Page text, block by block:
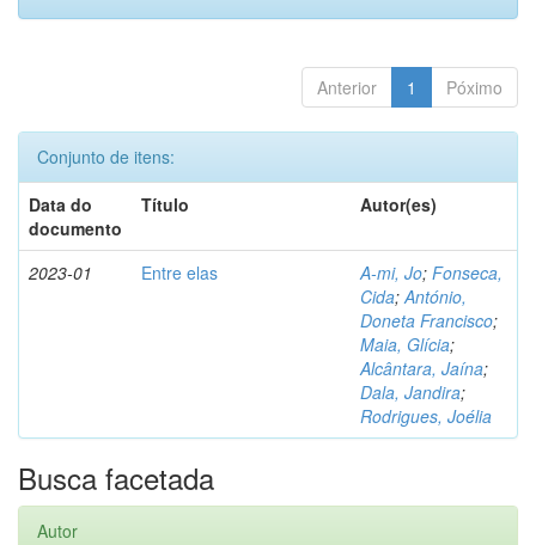
Anterior 1 Póximo
Conjunto de itens:
Data do
documento
Título Autor(es)
2023-01 Entre elas A-mi, Jo; Fonseca,
Cida;António,
Doneta Francisco;
Maia, Glícia;
Alcântara, Jaína;
Dala, Jandira;
Rodrigues, Joélia
Busca facetada
Autor